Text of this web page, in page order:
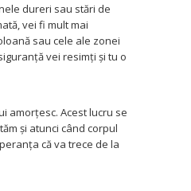
dureri sau stări de
vei fi mult mai
sau cele ale zonei
vei resimți și tu o
amorțesc. Acest lucru se
și atunci când corpul
că va trece de la